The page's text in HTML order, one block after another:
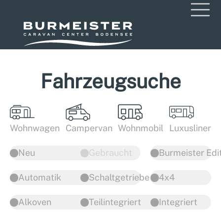
Fahrzeugsuche
Wohnwagen Campervan Wohnmobil Luxusliner
Neu Gebraucht
4x4
Automatik Schaltgetriebe
Burmeister
Alkoven Teilintegriert Integriert